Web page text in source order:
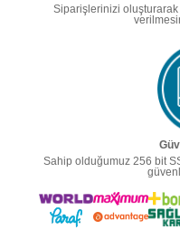
Siparişlerinizi
Sahip olduğumuz 256 bit